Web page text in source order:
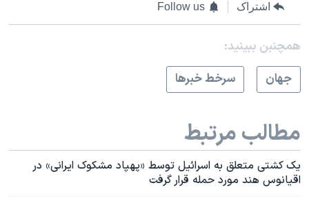
اشتراک Follow us
همچنبن ببینید:
جهان
سرخط خبرها
مطالب مرتبط
یک کشتی متعلق به اسرائیل توسط «پهپاد مشکوک ایرانی» در
اقیانوس هند مورد حمله قرار گرفت